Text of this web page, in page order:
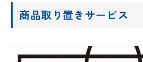
商品取り置きサービス